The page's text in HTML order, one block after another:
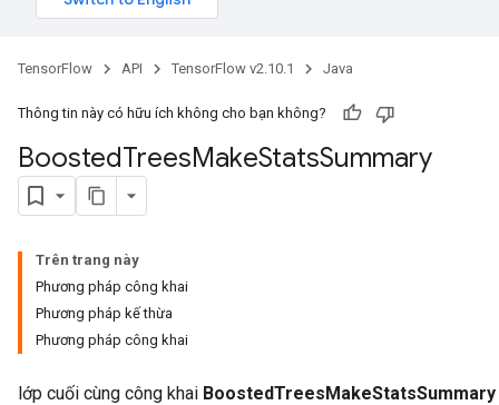
TensorFlow API TensorFlow v2.10.1 Java
Thông tin này có hữu ích không cho bạn không?
BoostedTreesMakeStatsSummary
Trên trang này
Phương pháp công khai
Phương pháp kế thừa
Phương pháp công khai
lớp cuối cùng công khai BoostedTreesMakeStatsSummary